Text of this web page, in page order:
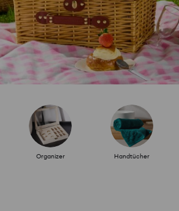
Organizer Handtücher